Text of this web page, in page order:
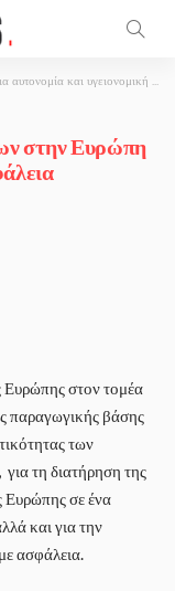
και υγειονομική ασφάλεια
στην Ευρώπη
Ευρώπης στον τομέα
παραγωγικής βάσης
των
τη διατήρηση της
Ευρώπης σε ένα
και για την
ασφάλεια.